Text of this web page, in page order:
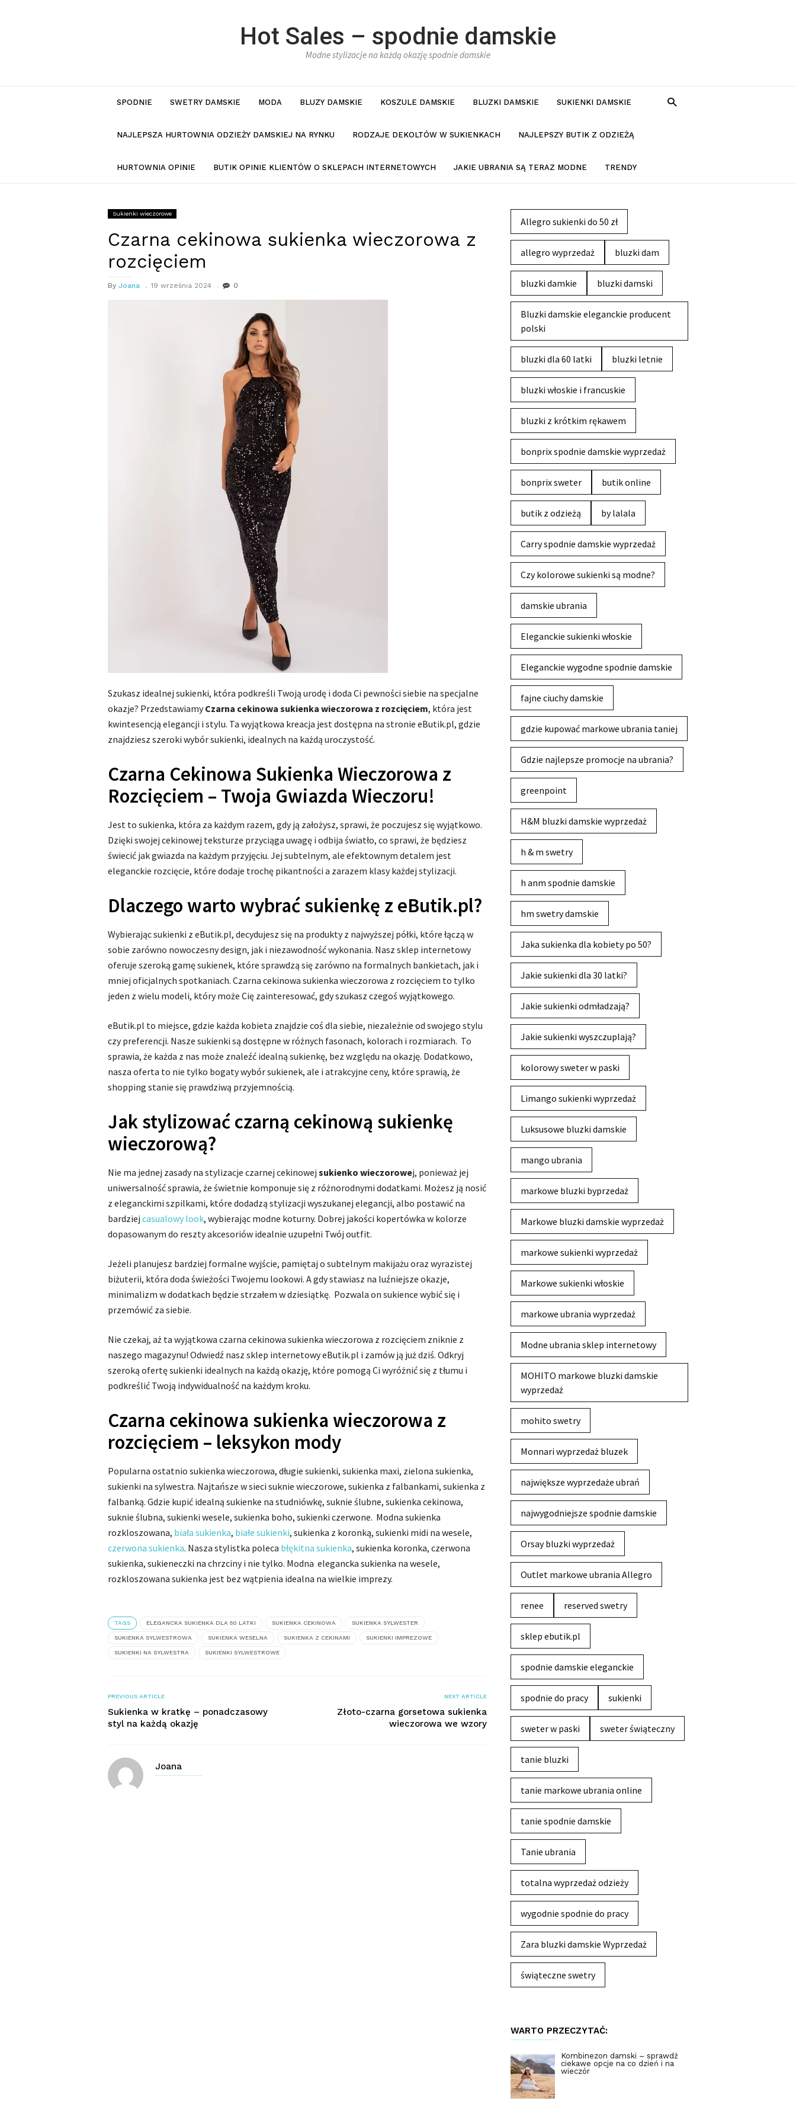
Hot Sales – spodnie damskie
Modne stylizacje na każdą okazję spodnie damskie
SPODNIE SWETRY DAMSKIE MODA BLUZY DAMSKIE KOSZULE DAMSKIE BLUZKI DAMSKIE SUKIENKI DAMSKIE
NAJLEPSZA HURTOWNIA ODZIEŻY DAMSKIEJ NA RYNKU RODZAJE DEKOLTÓW W SUKIENKACH NAJLEPSZY BUTIK Z ODZIEŻĄ
HURTOWNIA OPINIE BUTIK OPINIE KLIENTÓW O SKLEPACH INTERNETOWYCH JAKIE UBRANIA SĄ TERAZ MODNE TRENDY
Sukienki wieczorowe
Czarna cekinowa sukienka wieczorowa z
rozcięciem
By Joana 19 września 2024 0
Szukasz idealnej sukienki, która podkreśli Twoją urodę i doda Ci pewności siebie na specjalne
okazje? PrzedstawiamyCzarna cekinowa sukienka wieczorowa z rozcięciem, która jest
kwintesencją elegancji i stylu. Ta wyjątkowa kreacja jest dostępna na stronie eButik.pl, gdzie
znajdziesz szeroki wybór sukienki, idealnych na każdą uroczystość.
Czarna Cekinowa Sukienka Wieczorowa z
Rozcięciem – Twoja Gwiazda Wieczoru!
Jest to sukienka, która za każdym razem, gdy ją założysz, sprawi, że poczujesz się wyjątkowo.
Dzięki swojej cekinowej teksturze przyciąga uwagę i odbija światło, co sprawi, że będziesz
świecić jak gwiazda na każdym przyjęciu. Jej subtelnym, ale efektownym detalem jest
eleganckie rozcięcie, które dodaje trochę pikantności a zarazem klasy każdej stylizacji.
Dlaczego warto wybrać sukienkę z eButik.pl?
Wybierając sukienki z eButik.pl, decydujesz się na produkty z najwyższej półki, które łączą w
sobie zarówno nowoczesny design, jak i niezawodność wykonania. Nasz sklep internetowy
oferuje szeroką gamę sukienek, które sprawdzą się zarówno na formalnych bankietach, jak i
mniej oficjalnych spotkaniach. Czarna cekinowa sukienka wieczorowa z rozcięciem to tylko
jeden z wielu modeli, który może Cię zainteresować, gdy szukasz czegoś wyjątkowego.
eButik.pl to miejsce, gdzie każda kobieta znajdzie coś dla siebie, niezależnie od swojego stylu
czy preferencji. Nasze sukienki są dostępne w różnych fasonach, kolorach i rozmiarach. To
sprawia, że każda z nas może znaleźć idealną sukienkę, bez względu na okazję. Dodatkowo,
nasza oferta to nie tylko bogaty wybór sukienek, ale i atrakcyjne ceny, które sprawią, że
shopping stanie się prawdziwą przyjemnością.
Jak stylizować czarną cekinową sukienkę
wieczorową?
Nie ma jednej zasady na stylizacje czarnej cekinowej sukienko wieczorowej, ponieważ jej
uniwersalność sprawia, że świetnie komponuje się z różnorodnymi dodatkami. Możesz ją nosić
z eleganckimi szpilkami, które dodadzą stylizacji wyszukanej elegancji, albo postawić na
bardziej casualowy look, wybierając modne koturny. Dobrej jakości kopertówka w kolorze
dopasowanym do reszty akcesoriów idealnie uzupełni Twój outfit.
Jeżeli planujesz bardziej formalne wyjście, pamiętaj o subtelnym makijażu oraz wyrazistej
biżuterii, która doda świeżości Twojemu lookowi. A gdy stawiasz na luźniejsze okazje,
minimalizm w dodatkach będzie strzałem w dziesiątkę. Pozwala on sukience wybić się i
przemówić za siebie.
Nie czekaj, aż ta wyjątkowa czarna cekinowa sukienka wieczorowa z rozcięciem zniknie z
naszego magazynu! Odwiedź nasz sklep internetowy eButik.pl i zamów ją już dziś. Odkryj
szeroką ofertę sukienki idealnych na każdą okazję, które pomogą Ci wyróżnić się z tłumu i
podkreślić Twoją indywidualność na każdym kroku.
Czarna cekinowa sukienka wieczorowa z
rozcięciem – leksykon mody
Popularna ostatnio sukienka wieczorowa, długie sukienki, sukienka maxi, zielona sukienka,
sukienki na sylwestra. Najtańsze w sieci suknie wieczorowe, sukienka z falbankami, sukienka z
falbanką. Gdzie kupić idealną sukienke na studniówkę, suknie ślubne, sukienka cekinowa,
suknie ślubna, sukienki wesele, sukienka boho, sukienki czerwone. Modna sukienka
rozkloszowana, biała sukienka, białe sukienki, sukienka z koronką, sukienki midi na wesele,
czerwona sukienka. Nasza stylistka poleca błękitna sukienka, sukienka koronka, czerwona
sukienka, sukieneczki na chrzciny i nie tylko. Modna elegancka sukienka na wesele,
rozkloszowana sukienka jest bez wątpienia idealna na wielkie imprezy.
TAGS ELEGANCKA SUKIENKA DLA 50 LATKI SUKIENKA CEKINOWA SUKIENKA SYLWESTER
SUKIENKA SYLWESTROWA SUKIENKA WESELNA SUKIENKA Z CEKINAMI SUKIENKI IMPREZOWE
SUKIENKI NA SYLWESTRA SUKIENKI SYLWESTROWE
PREVIOUS ARTICLE
Sukienka w kratkę – ponadczasowy
styl na każdą okazję
NEXT ARTICLE
Złoto-czarna gorsetowa sukienka
wieczorowa we wzory
Joana
Allegro sukienki do 50 zł
allegro wyprzedaż bluzki dam
bluzki damkie bluzki damski
Bluzki damskie eleganckie producent
polski
bluzki dla 60 latki bluzki letnie
bluzki włoskie i francuskie
bluzki z krótkim rękawem
bonprix spodnie damskie wyprzedaż
bonprix sweter butik online
butik z odzieżą by lalala
Carry spodnie damskie wyprzedaż
Czy kolorowe sukienki są modne?
damskie ubrania
Eleganckie sukienki włoskie
Eleganckie wygodne spodnie damskie
fajne ciuchy damskie
gdzie kupować markowe ubrania taniej
Gdzie najlepsze promocje na ubrania?
greenpoint
H&M bluzki damskie wyprzedaż
h & m swetry
h anm spodnie damskie
hm swetry damskie
Jaka sukienka dla kobiety po 50?
Jakie sukienki dla 30 latki?
Jakie sukienki odmładzają?
Jakie sukienki wyszczuplają?
kolorowy sweter w paski
Limango sukienki wyprzedaż
Luksusowe bluzki damskie
mango ubrania
markowe bluzki byprzedaż
Markowe bluzki damskie wyprzedaż
markowe sukienki wyprzedaż
Markowe sukienki włoskie
markowe ubrania wyprzedaż
Modne ubrania sklep internetowy
MOHITO markowe bluzki damskie
wyprzedaż
mohito swetry
Monnari wyprzedaż bluzek
największe wyprzedaże ubrań
najwygodniejsze spodnie damskie
Orsay bluzki wyprzedaż
Outlet markowe ubrania Allegro
renee reserved swetry
sklep ebutik.pl
spodnie damskie eleganckie
spodnie do pracy sukienki
sweter w paski sweter świąteczny
tanie bluzki
tanie markowe ubrania online
tanie spodnie damskie
Tanie ubrania
totalna wyprzedaż odzieży
wygodnie spodnie do pracy
Zara bluzki damskie Wyprzedaż
świąteczne swetry
WARTO PRZECZYTAĆ:
Kombinezon damski – sprawdź
ciekawe opcje na co dzień i na
wieczór